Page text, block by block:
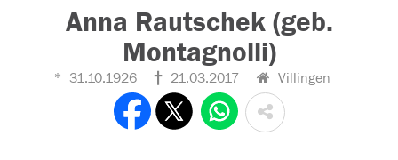
Anna Rautschek (geb.
Montagnolli)
31.10.1926 21.03.2017 Villingen